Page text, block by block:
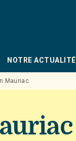
NOTRE ACTUALITÉ
Mauriac